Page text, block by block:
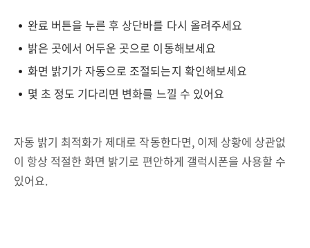
완료 버튼을 누른 후 상단바를 다시 올려주세요
밝은 곳에서 어두운 곳으로 이동해보세요
화면 밝기가 자동으로 조절되는지 확인해보세요
몇 초 정도 기다리면 변화를 느낄 수 있어요
자동 밝기 최적화가 제대로 작동한다면, 이제 상황에 상관없
이 항상 적절한 화면 밝기로 편안하게 갤럭시폰을 사용할 수
있어요.